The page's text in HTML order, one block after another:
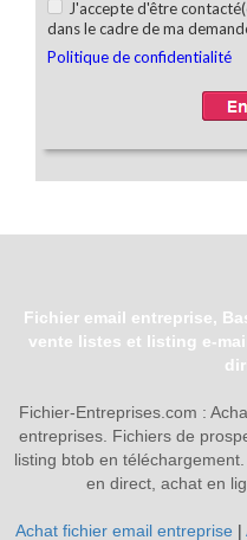
Fichier email entreprise,
vente listes et listing e-
Fichier-Entreprises.com :
entreprises. Fichiers de
listing btob en
en direct, achat en
Achat fichier email entreprise |